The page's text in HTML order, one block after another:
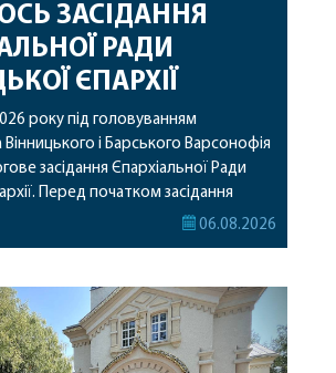
ЗАСІДАННЯ
РАДИ
ЄПАРХІЇ
року під головуванням
і Барського Варсонофія
засідання Єпархіальної Ради
Перед початком засідання
Ради від імені членів Ради
міцного здоров’я, Божої
духовної радості та
успіхів у подальшому
служінні. […]
06.08.2026